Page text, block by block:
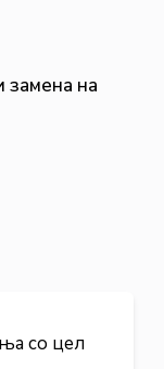
со цел
замена на